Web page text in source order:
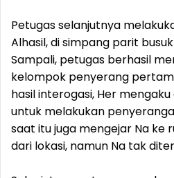
Petugas selanjutnya
Alhasil, di simpang parit
Sampali, petugas berhasil
kelompok penyerang
hasil interogasi, Her
untuk melakukan
saat itu juga mengejar Na ke
dari lokasi, namun Na tak